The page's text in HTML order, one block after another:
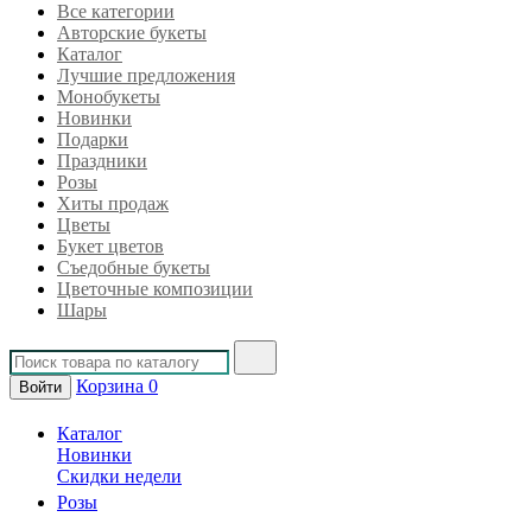
Все категории
Авторские букеты
Каталог
Лучшие предложения
Монобукеты
Новинки
Подарки
Праздники
Розы
Хиты продаж
Цветы
Букет цветов
Съедобные букеты
Цветочные композиции
Шары
Войти Корзина 0
Каталог
Новинки
Скидки недели
Розы